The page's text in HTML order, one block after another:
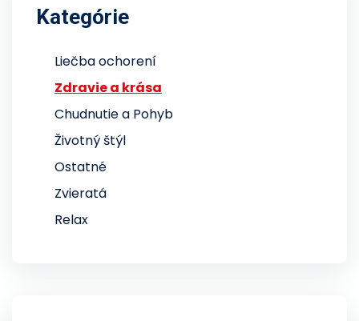
Kategórie
Liečba ochorení
Zdravie a krása
Chudnutie a Pohyb
Životný štýl
Ostatné
Zvieratá
Relax